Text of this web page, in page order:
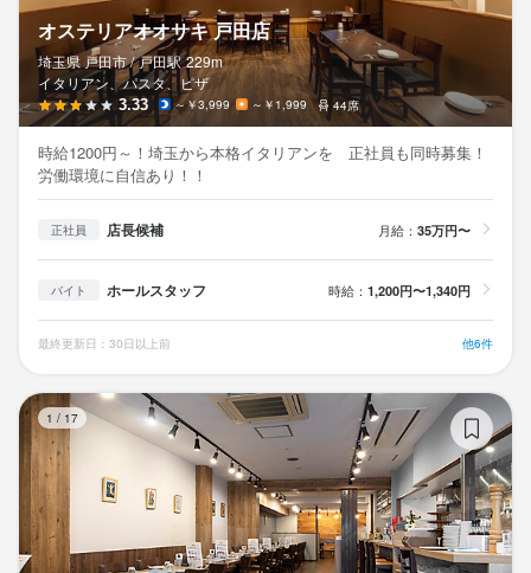
オステリアオオサキ 戸田店
埼玉県 戸田市 / 戸田駅 229m
イタリアン、パスタ、ピザ
3.33 ～￥3,999 ～￥1,999 44席
時給1200円～！埼玉から本格イタリアンを 正社員も同時募集！
労働環境に自信あり！！
正社員 店長候補 月給： 35万円〜
バイト ホールスタッフ 時給： 1,200円〜1,340円
最終更新日：30日以上前 他6件
1 / 17